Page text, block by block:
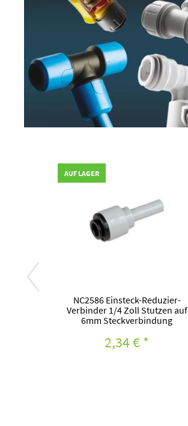
AUF LAGER
NC2586 Einsteck-Reduzier-
Verbinder 1/4 Zoll Stutzen auf
6mm Steckverbindung
2,34 €*